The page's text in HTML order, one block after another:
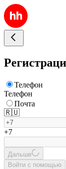
Телефон
Телефон
Почта
🇷🇺
+7
Дальше
Войти с помощью